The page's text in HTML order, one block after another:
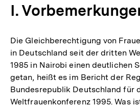
I.
Die Gleichberechtigung von
in Deutschland seit der dritten
1985 in Nairobi einen deutlichen
getan, heißt es im Bericht der
Bundesrepublik Deutschland für
Weltfrauenkonferenz 1995. Was